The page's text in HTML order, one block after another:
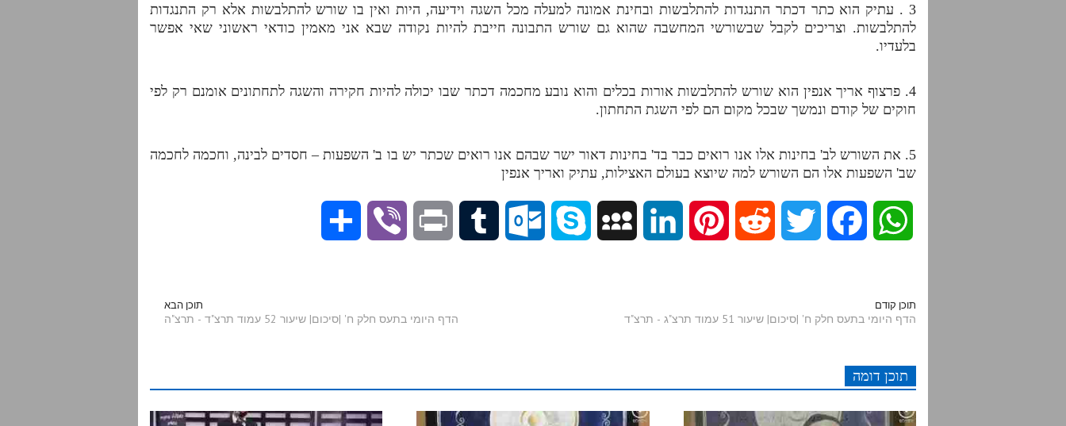
3 . עתיק הוא כתר דכתר התנגדות להתלבשות ובחינת אמונה למעלה מכל השגה וידיעה, היות ואין בו שורש להתלבשות אלא רק התנגדות
להתלבשות. וצריכים לקבל שבשורשי המחשבה שהוא גם שורש התבונה חייבת להיות נקודה שבא אני מאמין כודאי ראשוני שאי אפשר
בלעדיו.
4. פרצוף אריך אנפין הוא שורש להתלבשות אורות בכלים והוא נובע מחכמה דכתר שבו יכולה להיות חקירה והשגה לתחתונים אומנם רק לפי
חוקים של קודם ונמשך שבכל מקום הם לפי השגת התחתון.
5. את השורש לב' בחינות אלו אנו רואים כבר בד' בחינות דאור ישר שבהם אנו רואים שכתר יש בו ב' השפעות – חסדים לבינה, וחכמה לחכמה
שב' השפעות אלו הם השורש למה שיוצא בעולם האצילות, עתיק ואריך אנפין
W
s
A
o
d
r
תוכן קודם
הדף היומי בתעס חלק ח' |סיכום| שיעור 51 עמוד תרצ"ג - תרצ"ד
תוכן הבא
הדף היומי בתעס חלק ח' |סיכום| שיעור 52 עמוד תרצ"ד - תרצ"ה
תוכן דומה